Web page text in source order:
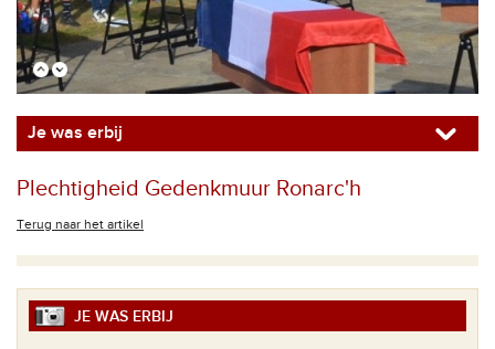
Je was erbij
Plechtigheid Gedenkmuur Ronarc'h
Terug naar het artikel
JE WAS ERBIJ